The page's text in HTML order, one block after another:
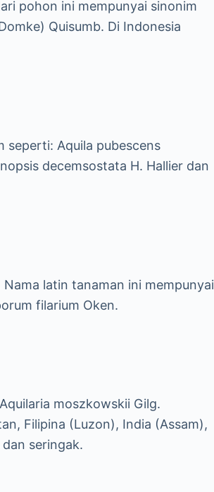
pohon ini mempunyai sinonim
Quisumb. Di Indonesia
seperti: Aquila pubescens
decemsostata H. Hallier dan
latin tanaman ini mempunyai
filarium Oken.
moszkowskii Gilg.
Filipina (Luzon), India (Assam),
seringak.